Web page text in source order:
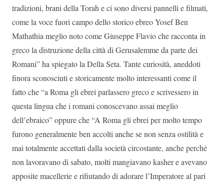
tradizioni, brani della Torah e ci sono diversi pannelli e filmati,
come la voce fuori campo dello storico ebreo Yosef Ben
Mathathia meglio noto come Giuseppe Flavio che racconta in
greco la distruzione della città di Gerusalemme da parte dei
Romani” ha spiegato la Della Seta. Tante curiosità, aneddoti
finora sconosciuti e storicamente molto interessanti come il
fatto che “a Roma gli ebrei parlassero greco e scrivessero in
questa lingua che i romani conoscevano assai meglio
dell’ebraico” oppure che “A Roma gli ebrei per molto tempo
furono generalmente ben accolti anche se non senza ostilità e
mai totalmente accettati dalla società circostante, anche perché
non lavoravano di sabato, molti mangiavano kasher e avevano
apposite macellerie e rifiutando di adorare l’Imperatore al pari